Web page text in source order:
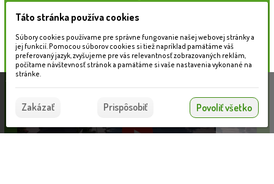
Naše záhradné centrum
Táto stránka používa súbory cookies, ktoré nám
pomáhajú poskytovať služby. Používaním našich
služieb vyjadrujete súhlas s používaním súborov
Súhlasím
Táto stránka používa cookies
Súbory cookies používame pre správne fungovanie našej webovej stránky a
jej funkcií. Pomocou súborov cookies si tiež napríklad pamätáme váš
preferovaný jazyk, zvyšujeme pre vás relevantnosť zobrazovaných reklám,
počítame návštevnosť stránok a pamätáme si vaše nastavenia vykonané na
stránke.
Zakázať Prispôsobiť Povoliť všetko